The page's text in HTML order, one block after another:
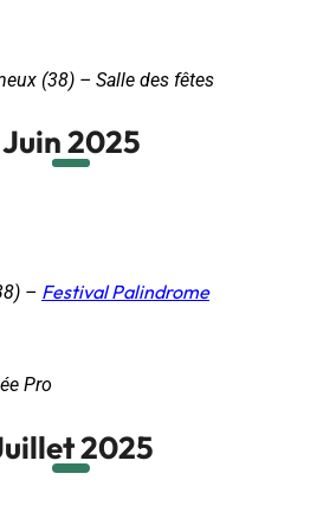
(38) – Salle des fêtes
Juin 2025
– Festival Palindrome
Pro
2025